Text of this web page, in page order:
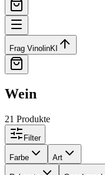
Frag VinolinKI
Wein
21 Produkte
Filter
Farbe Art